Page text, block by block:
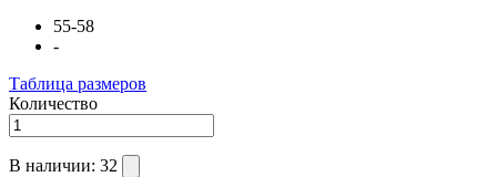
55-58
-
Таблица размеров
Количество
В наличии: 32